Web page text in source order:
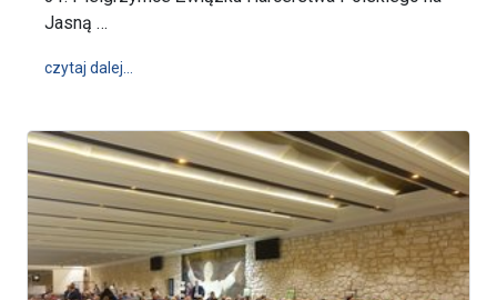
Jasną …
czytaj dalej…